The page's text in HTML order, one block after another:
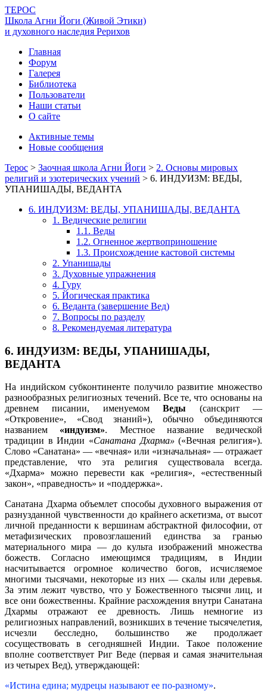
ТЕРОС
Школа Агни Йоги (Живой Этики)
и духовного наследия Рерихов
Главная
Форум
Галерея
Библиотека
Пользователи
Наши статьи
О сайте
Активные темы
Новые сообщения
Терос > Заочная школа Агни Йоги > 2. Основы мировых
религий и эзотерических учений > 6. ИНДУИЗМ: ВЕДЫ,
УПАНИШАДЫ, ВЕДАНТА
6. ИНДУИЗМ: ВЕДЫ, УПАНИШАДЫ, ВЕДАНТА
1. Ведические религии
1.1. Веды
1.2. Огненное жертвоприношение
1.3. Происхождение кастовой системы
2. Упанишады
3. Духовные упражнения
4. Гуру
5. Йогическая практика
6. Веданта (завершение Вед)
7. Вопросы по разделу
8. Рекомендуемая литература
6. ИНДУИЗМ: ВЕДЫ, УПАНИШАДЫ,
ВЕДАНТА
На индийском субконтиненте получило развитие множество
разнообразных религиозных течений. Все те, что основаны на
древнем писании, именуемомВеды (санскрит —
«Откровение», «Свод знаний»), обычно объединяются
названием «индуизм». Местное название ведической
традиции в Индии «Санатана Дхарма»(«Вечная религия»).
Слово «Санатана» — «вечная» или «изначальная» — отражает
представление, что эта религия существовала всегда.
«Дхарма» можно перевести как «религия», «естественный
закон», «праведность» и «поддержка».
Санатана Дхарма объемлет способы духовного выражения от
разнузданной чувственности до крайнего аскетизма, от высот
личной преданности к вершинам абстрактной философии, от
метафизических провозглашений единства за гранью
материального мира — до культа изображений множества
божеств. Согласно имеющимся традициям, в Индии
насчитывается огромное количество богов, исчисляемое
многими тысячами, некоторые из них — скалы или деревья.
За этим лежит чувство, что у Божественного тысячи лиц, и
все они божественны. Крайние расхождения внутри Санатана
Дхармы отражают ее древность. Лишь немногие из
религиозных направлений, возникших в течение тысячелетия,
исчезли бесследно, большинство же продолжает
сосуществовать в сегодняшней Индии. Такое положение
вполне соответствует Риг Веде (первая и самая значительная
из четырех Вед), утверждающей:
«Истина едина; мудрецы называют ее по-разному».